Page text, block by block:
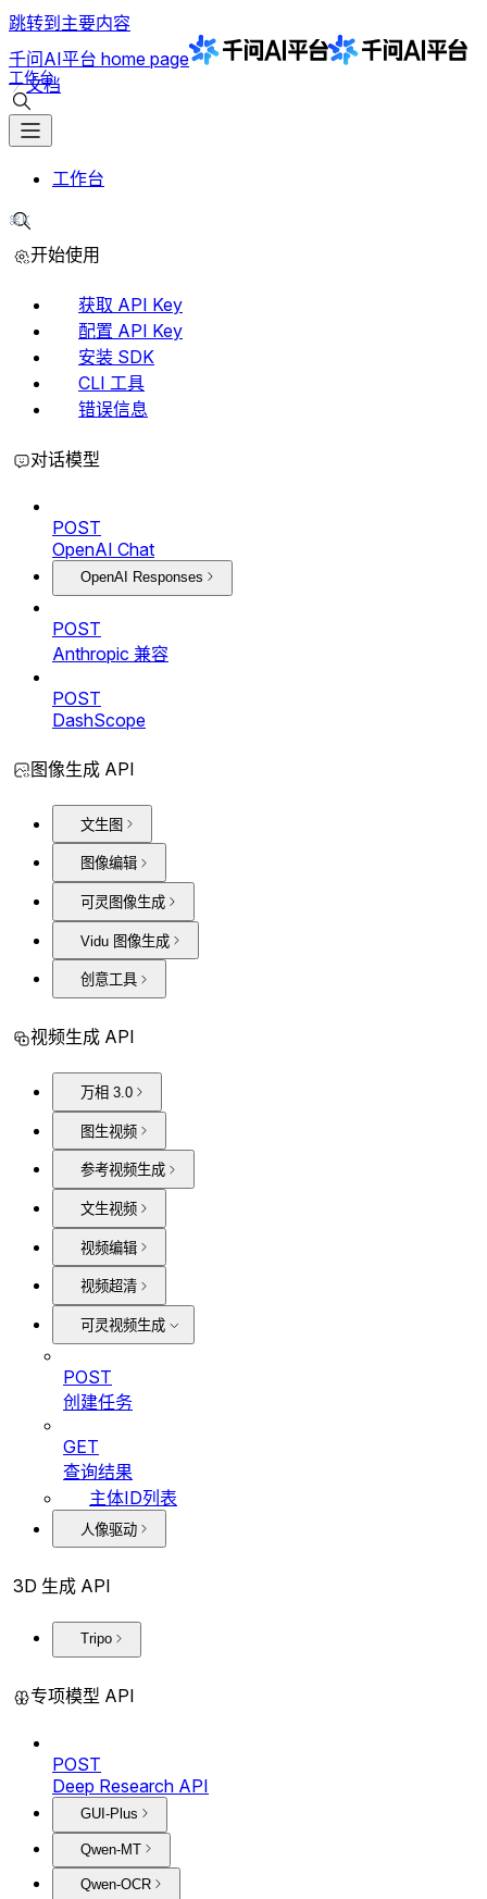
跳转到主要内容
千问AI平台 home page
文档
工作台
工作台
⌘K
开始使用
获取 API Key
配置 API Key
安装 SDK
CLI 工具
错误信息
对话模型
POST
OpenAI Chat
OpenAI Responses
POST
Anthropic 兼容
POST
DashScope
图像生成 API
文生图
图像编辑
可灵图像生成
Vidu 图像生成
创意工具
视频生成 API
万相 3.0
图生视频
参考视频生成
文生视频
视频编辑
视频超清
可灵视频生成
POST
创建任务
GET
查询结果
主体ID列表
人像驱动
3D 生成 API
Tripo
专项模型 API
POST
Deep Research API
GUI-Plus
Qwen-MT
Qwen-OCR